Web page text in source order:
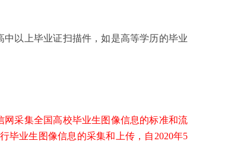
中以上毕业证扫描件，如是高等学历的毕业
网采集全国高校毕业生图像信息的标准和流
毕业生图像信息的采集和上传，自2020年5